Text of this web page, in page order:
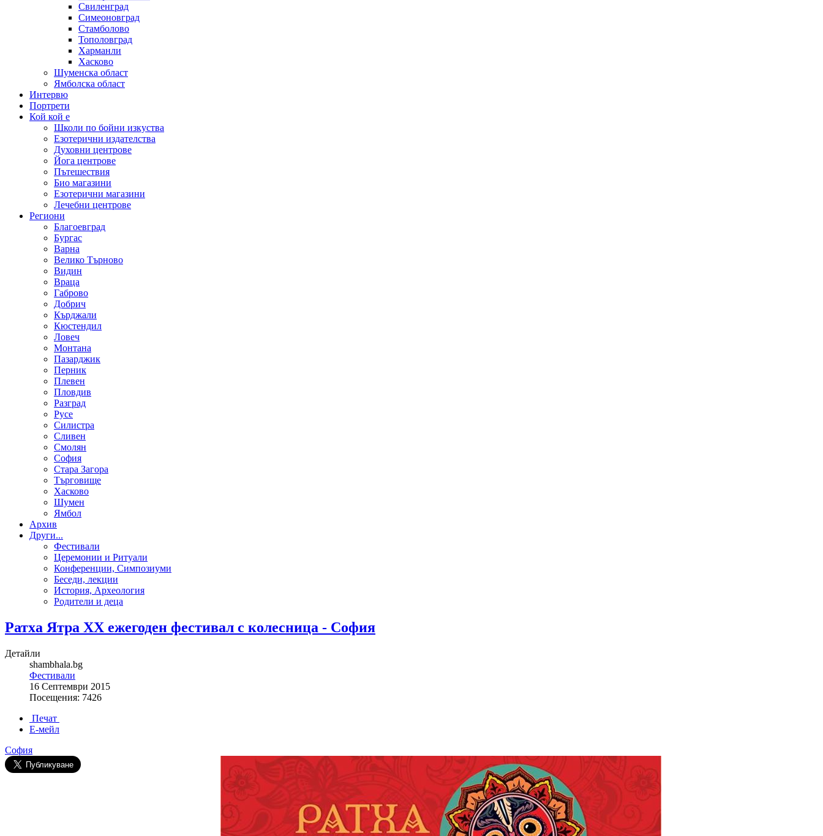
Свиленград
Симеоновград
Стамболово
Тополовград
Харманли
Хасково
Шуменска област
Ямболска област
Интервю
Портрети
Кой кой е
Школи по бойни изкуства
Езотерични издателства
Духовни центрове
Йога центрове
Пътешествия
Био магазини
Езотерични магазини
Лечебни центрове
Региони
Благоевград
Бургас
Варна
Велико Търново
Видин
Враца
Габрово
Добрич
Кърджали
Кюстендил
Ловеч
Монтана
Пазарджик
Перник
Плевен
Пловдив
Разград
Русе
Силистра
Сливен
Смолян
София
Стара Загора
Търговище
Хасково
Шумен
Ямбол
Aрхив
Други...
Фестивали
Церемонии и Ритуали
Конференции, Симпозиуми
Беседи, лекции
История, Археология
Родители и деца
Ратха Ятра ХХ ежегоден фестивал с колесница - София
Детайли
shambhala.bg
Фестивали
16 Септември 2015
Посещения: 7426
Печат
Е-мейл
София